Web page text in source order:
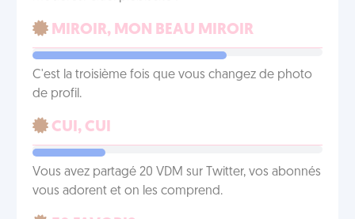
MIROIR, MON BEAU MIROIR
C'est la troisième fois que vous changez de photo
de profil.
CUI, CUI
Vous avez partagé 20 VDM sur Twitter, vos abonnés
vous adorent et on les comprend.